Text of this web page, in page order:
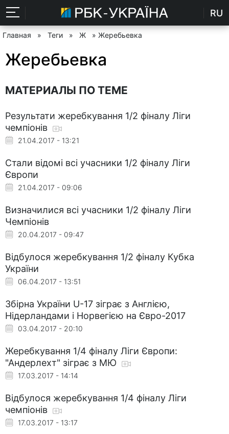
RU
Главная » Теги » Ж » Жеребьевка
Жеребьевка
МАТЕРИАЛЫ ПО ТЕМЕ
Результати жеребкування 1/2 фіналу Ліги
чемпіонів
21.04.2017 - 13:21
Стали відомі всі учасники 1/2 фіналу Ліги
Європи
21.04.2017 - 09:06
Визначилися всі учасники 1/2 фіналу Ліги
Чемпіонів
20.04.2017 - 09:47
Відбулося жеребкування 1/2 фіналу Кубка
України
06.04.2017 - 13:51
Збірна України U-17 зіграє з Англією,
Нідерландами і Норвегією на Євро-2017
03.04.2017 - 20:10
Жеребкування 1/4 фіналу Ліги Європи:
"Андерлехт" зіграє з МЮ
17.03.2017 - 14:14
Відбулося жеребкування 1/4 фіналу Ліги
чемпіонів
17.03.2017 - 13:17